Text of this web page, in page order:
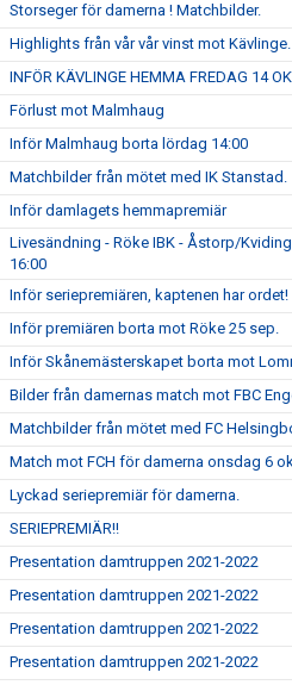
Storseger för damerna ! Matchbilder.
Highlights från vår vår vinst mot Kävlinge.
INFÖR KÄVLINGE HEMMA FREDAG 14
Förlust mot Malmhaug
Inför Malmhaug borta lördag 14:00
Matchbilder från mötet med IK Stanstad.
Inför damlagets hemmapremiär
Livesändning - Röke IBK - Åstorp/
16:00
Inför seriepremiären, kaptenen har ordet!
Inför premiären borta mot Röke 25 sep.
Inför Skånemästerskapet borta mot
Bilder från damernas match mot FBC
Matchbilder från mötet med FC
Match mot FCH för damerna onsdag 6
Lyckad seriepremiär för damerna.
SERIEPREMIÄR!!
Presentation damtruppen 2021-2022
Presentation damtruppen 2021-2022
Presentation damtruppen 2021-2022
Presentation damtruppen 2021-2022